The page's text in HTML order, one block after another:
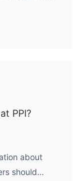
VAT. Options
and can
PPI?
about
should